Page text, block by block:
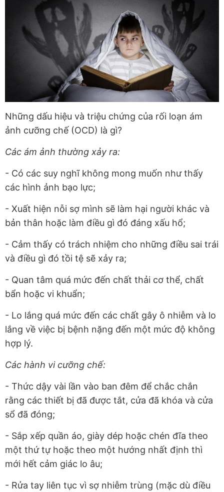
Những dấu hiệu và triệu chứng của rối loạn ám
ảnh cưỡng chế (OCD) là gì?
Các ám ảnh thường xảy ra:
- Có các suy nghĩ không mong muốn như thấy
các hình ảnh bạo lực;
- Xuất hiện nỗi sợ mình sẽ làm hại người khác và
bản thân hoặc làm điều gì đó đáng xấu hổ;
- Cảm thấy có trách nhiệm cho những điều sai trái
và điều gì đó tồi tệ sẽ xảy ra;
- Quan tâm quá mức đến chất thải cơ thể, chất
bẩn hoặc vi khuẩn;
- Lo lắng quá mức đến các chất gây ô nhiễm và lo
lắng về việc bị bệnh nặng đến một mức độ không
hợp lý.
Các hành vi cưỡng chế:
- Thức dậy vài lần vào ban đêm để chắc chắn
rằng các thiết bị đã được tắt, cửa đã khóa và cửa
sổ đã đóng;
- Sắp xếp quần áo, giày dép hoặc chén đĩa theo
một thứ tự hoặc theo một hướng nhất định thì
mới hết cảm giác lo âu;
- Rửa tay liên tục vì sợ nhiễm trùng (mặc dù điều